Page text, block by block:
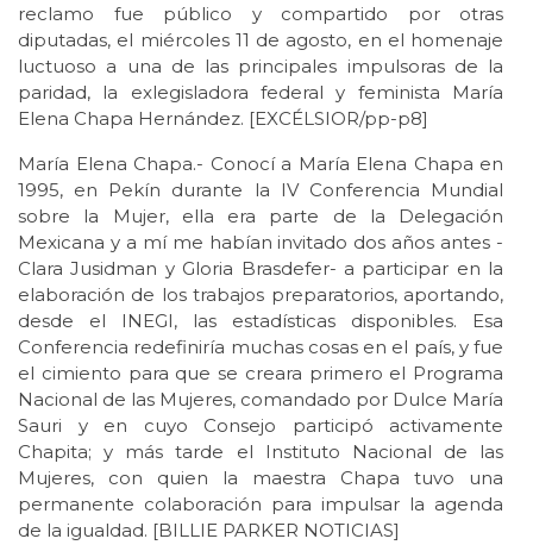
reclamo fue público y compartido por otras
diputadas, el miércoles 11 de agosto, en el homenaje
luctuoso a una de las principales impulsoras de la
paridad, la exlegisladora federal y feminista María
Elena Chapa Hernández. [EXCÉLSIOR/pp-p8]
María Elena Chapa.- Conocí a María Elena Chapa en
1995, en Pekín durante la IV Conferencia Mundial
sobre la Mujer, ella era parte de la Delegación
Mexicana y a mí me habían invitado dos años antes -
Clara Jusidman y Gloria Brasdefer- a participar en la
elaboración de los trabajos preparatorios, aportando,
desde el INEGI, las estadísticas disponibles. Esa
Conferencia redefiniría muchas cosas en el país, y fue
el cimiento para que se creara primero el Programa
Nacional de las Mujeres, comandado por Dulce María
Sauri y en cuyo Consejo participó activamente
Chapita; y más tarde el Instituto Nacional de las
Mujeres, con quien la maestra Chapa tuvo una
permanente colaboración para impulsar la agenda
de la igualdad. [BILLIE PARKER NOTICIAS]